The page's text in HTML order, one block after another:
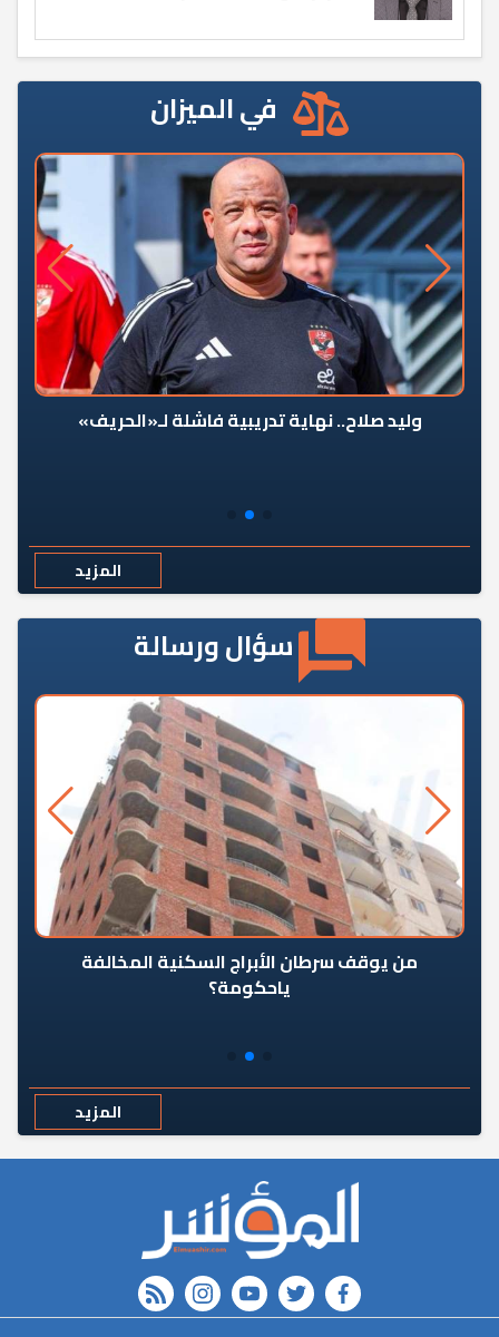
في الميزان
وليد صلاح.. نهاية تدريبية فاشلة لـ«الحريف»
المزيد
سؤال ورسالة
من يوقف سرطان الأبراج السكنية المخالفة
ياحكومة؟
المزيد
FACEBOOK
twitter
youtube
instagram
rss feed